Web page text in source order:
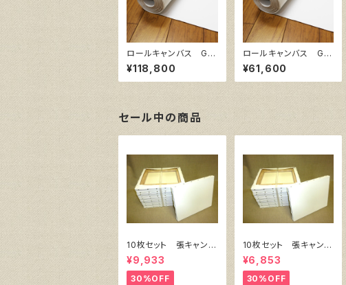
ロールキャンバス GA
ERA BA 206㎝巾×
10m巻
¥118,800
ロールキャンバス GA
ERA BA 206㎝巾×
5m巻
¥61,600
セール中の商品
10枚セット 張キャンバ
ス SnowWhite SPC
（綿・ポリエステル）F8
455㎜×380㎜
¥9,933
30%OFF
10枚セット 張キャンバ
ス SnowWhite SPC
（綿・ポリエステル）F4
333㎜×242㎜
¥6,853
30%OFF